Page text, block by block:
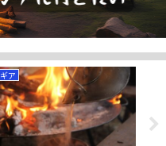
ギア